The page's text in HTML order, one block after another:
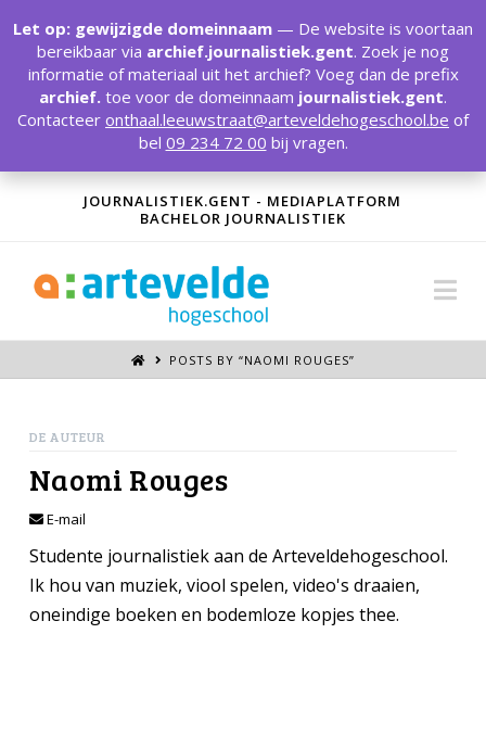
JOURNALISTIEK.GENT - MEDIAPLATFORM
BACHELOR JOURNALISTIEK
POSTS BY “NAOMI ROUGES”
DE AUTEUR
Naomi Rouges
E-mail
Studente journalistiek aan de Arteveldehogeschool.
Ik hou van muziek, viool spelen, video's draaien,
oneindige boeken en bodemloze kopjes thee.
Let op: gewijzigde domeinnaam — De website is voortaan
bereikbaar via archief.journalistiek.gent. Zoek je nog
informatie of materiaal uit het archief? Voeg dan de prefix
archief. toe voor de domeinnaam journalistiek.gent.
Contacteer onthaal.leeuwstraat@arteveldehogeschool.be of
bel 09 234 72 00 bij vragen.